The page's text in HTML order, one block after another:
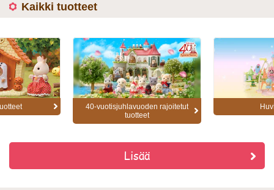
Kaikki tuotteet
40-vuotisjuhlavuoden rajoitetut
tuotteet
Lisää